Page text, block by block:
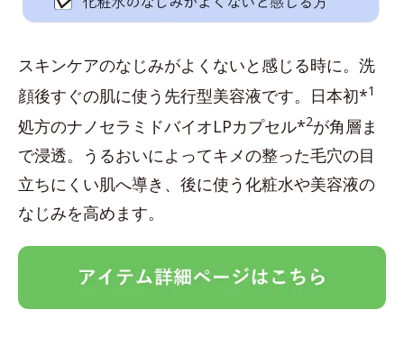
スキンケアのなじみがよくないと感じる時に。洗
顔後すぐの肌に使う先行型美容液です。日本初*1
処方のナノセラミドバイオLPカプセル*2が角層ま
で浸透。うるおいによってキメの整った毛穴の目
立ちにくい肌へ導き、後に使う化粧水や美容液の
なじみを高めます。